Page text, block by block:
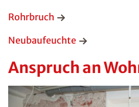
Rohrbruch
Neubaufeuchte
Anspruch an